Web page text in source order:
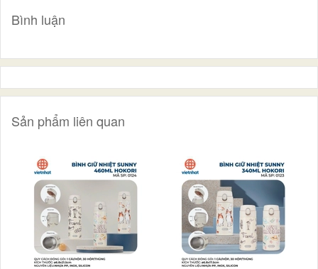
Bình luận
Sản phẩm liên quan